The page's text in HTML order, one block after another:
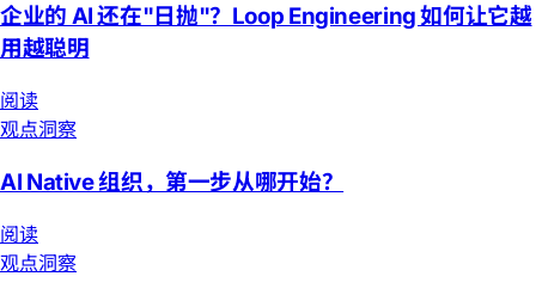
企业的 AI 还在"日抛"？Loop Engineering 如何让它越
用越聪明
阅读
观点洞察
AI Native 组织，第一步从哪开始？
阅读
观点洞察